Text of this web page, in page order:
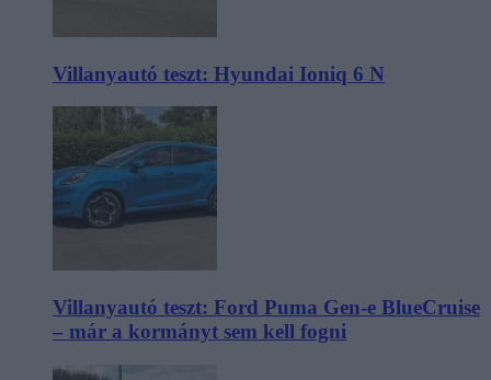
Villanyautó teszt: Hyundai Ioniq 6 N
Villanyautó teszt: Ford Puma Gen-e BlueCruise
– már a kormányt sem kell fogni